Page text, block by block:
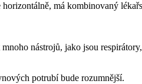
má kombinovaný
nástrojů, jako jsou
potrubí bude rozumnější.